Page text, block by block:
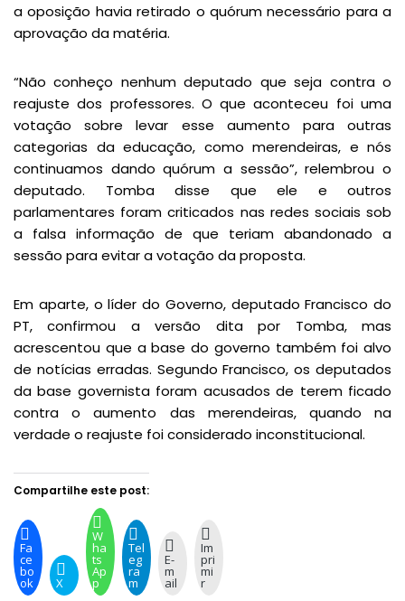
a oposição havia retirado o quórum necessário para a
aprovação da matéria.
“Não conheço nenhum deputado que seja contra o
reajuste dos professores. O que aconteceu foi uma
votação sobre levar esse aumento para outras
categorias da educação, como merendeiras, e nós
continuamos dando quórum a sessão”, relembrou o
deputado. Tomba disse que ele e outros
parlamentares foram criticados nas redes sociais sob
a falsa informação de que teriam abandonado a
sessão para evitar a votação da proposta.
Em aparte, o líder do Governo, deputado Francisco do
PT, confirmou a versão dita por Tomba, mas
acrescentou que a base do governo também foi alvo
de notícias erradas. Segundo Francisco, os deputados
da base governista foram acusados de terem ficado
contra o aumento das merendeiras, quando na
verdade o reajuste foi considerado inconstitucional.
Compartilhe este post:
Fa
ce
bo
ok X
W
ha
ts
Ap
p
Tel
eg
ra
m
E-
m
ail
Im
pri
mi
r